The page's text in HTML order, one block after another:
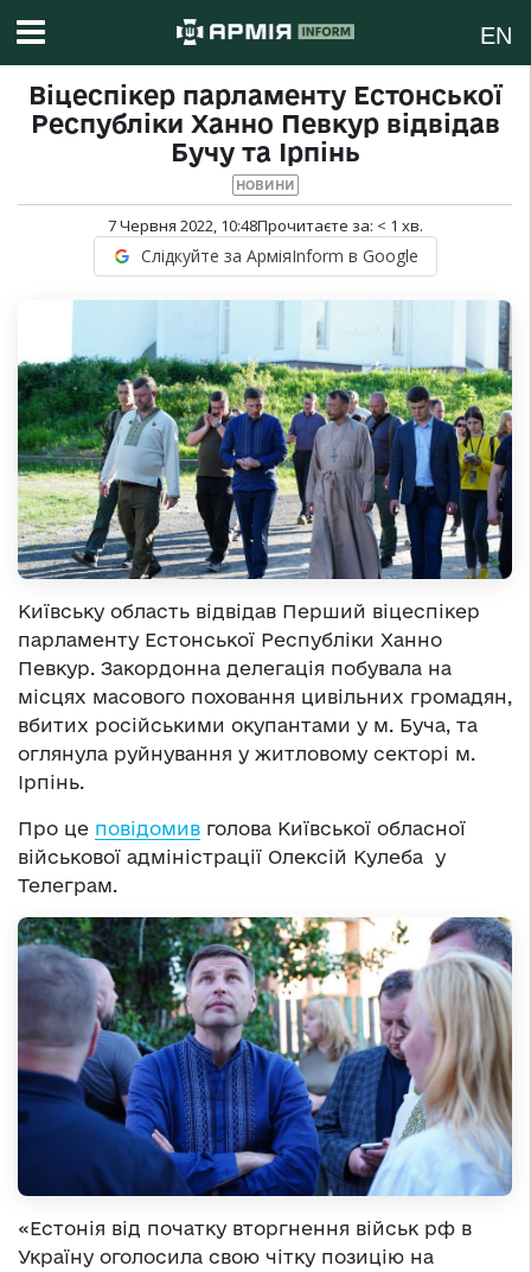
EN
Віцеспікер парламенту Естонської
Республіки Ханно Певкур відвідав
Бучу та Ірпінь
НОВИНИ
7 Червня 2022, 10:48Прочитаєте за: < 1 хв.
Слідкуйте за АрміяInform в Google
Київську область відвідав Перший віцеспікер
парламенту Естонської Республіки Ханно
Певкур. Закордонна делегація побувала на
місцях масового поховання цивільних громадян,
вбитих російськими окупантами у м. Буча, та
оглянула руйнування у житловому секторі м.
Ірпінь.
Про це повідомив голова Київської обласної
військової адміністрації Олексій Кулеба у
Телеграм.
«Естонія від початку вторгнення військ рф в
Україну оголосила свою чітку позицію на